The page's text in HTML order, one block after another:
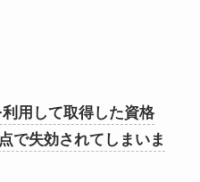
用して取得した資格
で失効されてしまいま